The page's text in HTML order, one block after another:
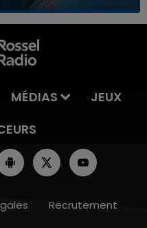
MÉDIAS
JEUX
Recrutement